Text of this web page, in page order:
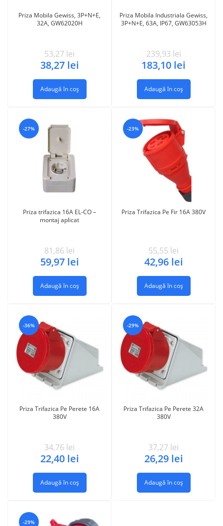
Priza Mobila Gewiss, 3P+N+E,
32A, GW62020H
53,27 lei
38,27 lei
Adaugă în coș
Priza Mobila Industriala Gewiss,
3P+N+E, 63A, IP67, GW63053H
239,93 lei
183,10 lei
Adaugă în coș
-27%
Priza trifazica 16A EL-CO –
montaj aplicat
81,86 lei
59,97 lei
Adaugă în coș
-23%
Priza Trifazica Pe Fir 16A 380V
55,55 lei
42,96 lei
Adaugă în coș
-36%
Priza Trifazica Pe Perete 16A
380V
34,76 lei
22,40 lei
Adaugă în coș
-29%
Priza Trifazica Pe Perete 32A
380V
37,27 lei
26,29 lei
Adaugă în coș
-29%